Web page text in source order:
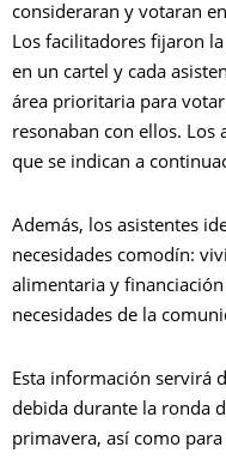
consideraran y votaran
Los facilitadores fijaron
en un cartel y cada
área prioritaria para
resonaban con ellos. Los
que se indican a
Además, los asistentes
necesidades comodín:
alimentaria y
necesidades de la
Esta información servirá
debida durante la ronda
primavera, así como